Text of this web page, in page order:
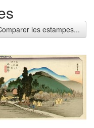
les estampes...